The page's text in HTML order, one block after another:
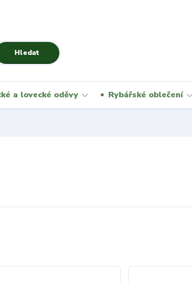
Hledat
a lovecké oděvy Rybářské oblečení